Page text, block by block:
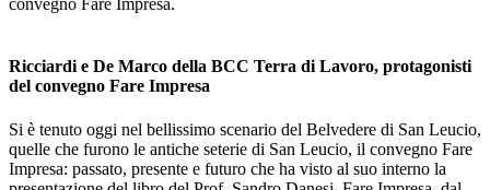
convegno Fare Impresa.
Ricciardi e De Marco della BCC Terra di Lavoro, protagonisti
del convegno Fare Impresa
Si è tenuto oggi nel bellissimo scenario del Belvedere di San Leucio,
quelle che furono le antiche seterie di San Leucio, il convegno Fare
Impresa: passato, presente e futuro che ha visto al suo interno la